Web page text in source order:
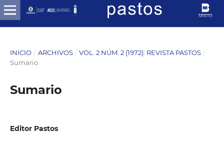
INICIO / ARCHIVOS / VOL. 2 NÚM. 2 (1972): REVISTA PASTOS /
Sumario
Sumario
Editor Pastos